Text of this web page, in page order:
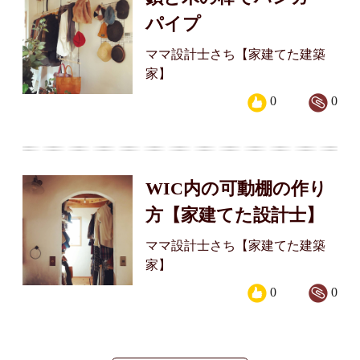
パイプ
ママ設計士さち【家建てた建築
家】
0
0
WIC内の可動棚の作り
方【家建てた設計士】
ママ設計士さち【家建てた建築
家】
0
0